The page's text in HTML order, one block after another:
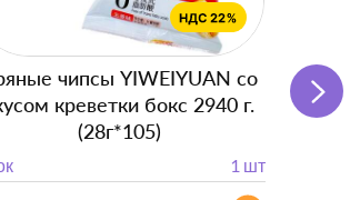
чипсы YIWEIYUAN со
креветки бокс 2940 г.
(28г*105)
1 шт